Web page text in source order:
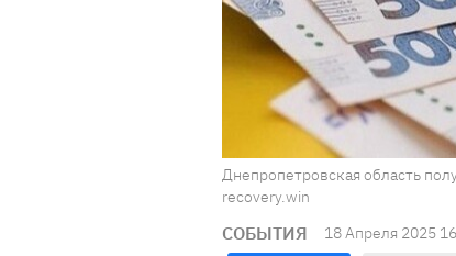
Днепропетровская область
recovery.win
СОБЫТИЯ 18 Апреля 2025